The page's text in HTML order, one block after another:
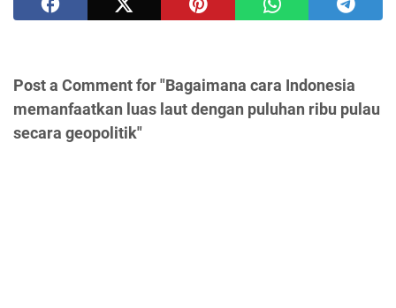
Post a Comment for "Bagaimana cara Indonesia
memanfaatkan luas laut dengan puluhan ribu pulau
secara geopolitik"